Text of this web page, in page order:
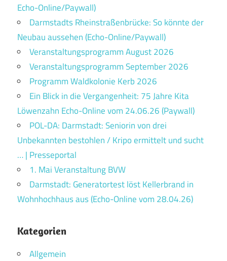
Echo-Online/Paywall)
Darmstadts Rheinstraßenbrücke: So könnte der
Neubau aussehen (Echo-Online/Paywall)
Veranstaltungsprogramm August 2026
Veranstaltungsprogramm September 2026
Programm Waldkolonie Kerb 2026
Ein Blick in die Vergangenheit: 75 Jahre Kita
Löwenzahn Echo-Online vom 24.06.26 (Paywall)
POL-DA: Darmstadt: Seniorin von drei
Unbekannten bestohlen / Kripo ermittelt und sucht
… | Presseportal
1. Mai Veranstaltung BVW
Darmstadt: Generatortest löst Kellerbrand in
Wohnhochhaus aus (Echo-Online vom 28.04.26)
Kategorien
Allgemein